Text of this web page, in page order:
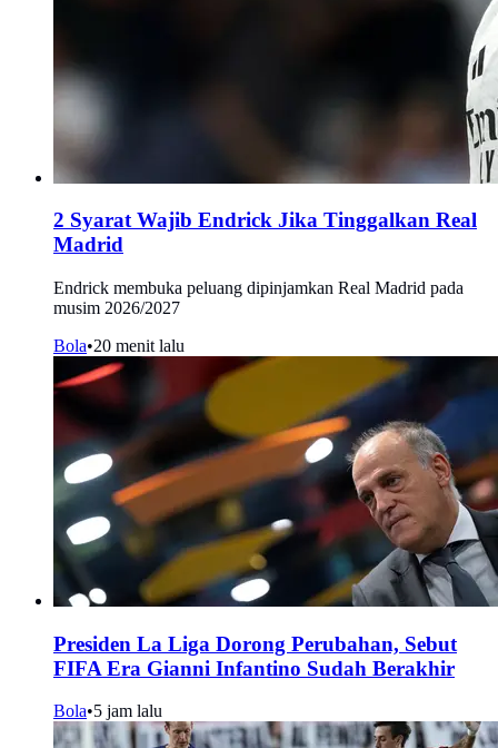
2 Syarat Wajib Endrick Jika Tinggalkan Real
Madrid
Endrick membuka peluang dipinjamkan Real Madrid pada
musim 2026/2027
Bola•20 menit lalu
Presiden La Liga Dorong Perubahan, Sebut
FIFA Era Gianni Infantino Sudah Berakhir
Bola•5 jam lalu